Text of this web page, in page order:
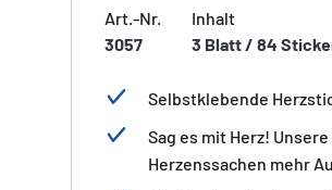
Art.-Nr.
3057
Inhalt
3 Blatt / 84
Selbstklebende
Sag es mit Herz!
Herzenssachen mehr